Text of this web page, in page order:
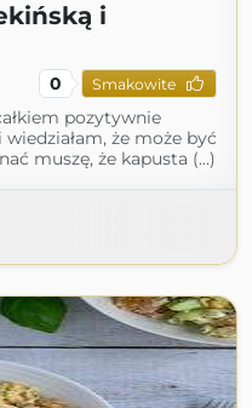
i
0 Smakowite
pozytywnie
że może być
muszę, że kapusta (...)